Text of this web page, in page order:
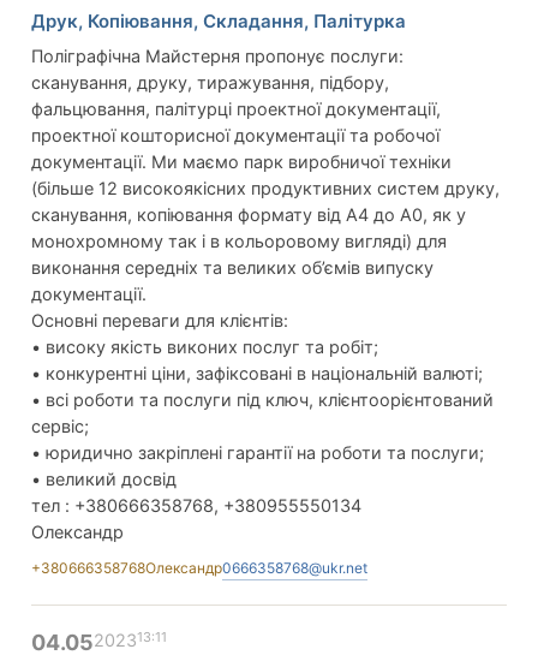
Друк, Копіювання, Складання, Палітурка
Поліграфічна Майстерня пропонує послуги:
сканування, друку, тиражування, підбору,
фальцювання, палітурці проектної документації,
проектної кошторисної документації та робочої
документації. Ми маємо парк виробничої техніки
(більше 12 високоякісних продуктивних систем друку,
сканування, копіювання формату від А4 до А0, як у
монохромному так і в кольоровому вигляді) для
виконання середніх та великих об’ємів випуску
документації.
Основні переваги для клієнтів:
• високу якість виконих послуг та робіт;
• конкурентні ціни, зафіксовані в національній валюті;
• всі роботи та послуги під ключ, клієнтоорієнтований
сервіс;
• юридично закріплені гарантії на роботи та послуги;
• великий досвід
тел : +380666358768, +380955550134
Олександр
+380666358768Олександр0666358768@ukr.net
04.05202313:11